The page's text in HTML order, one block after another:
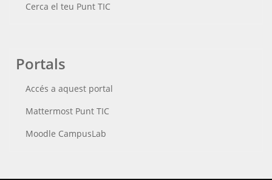
Cerca el teu Punt TIC
Portals
Accés a aquest portal
Mattermost Punt TIC
Moodle CampusLab